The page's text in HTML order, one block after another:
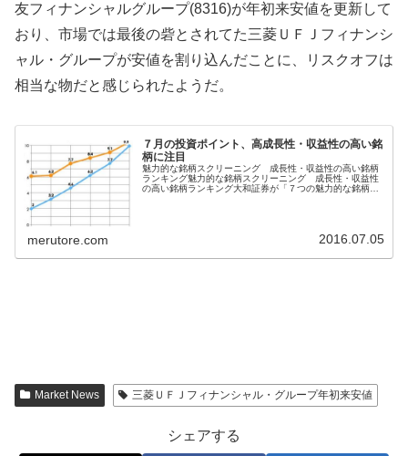
友フィナンシャルグループ(8316)が年初来安値を更新して
おり、市場では最後の砦とされてた三菱ＵＦＪフィナンシ
ャル・グループが安値を割り込んだことに、リスクオフは
相当な物だと感じられたようだ。
７月の投資ポイント、高成長性・収益性の高い銘
柄に注目
魅力的な銘柄スクリーニング 成長性・収益性の高い銘柄
ランキング魅力的な銘柄スクリーニング 成長性・収益性
の高い銘柄ランキング大和証券が「７つの魅力的な銘柄ス
merutore.com 2016.07.05
Market News 三菱ＵＦＪフィナンシャル・グループ年初来安値
シェアする